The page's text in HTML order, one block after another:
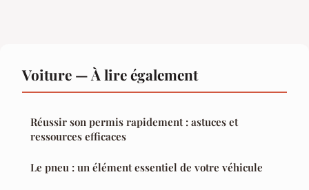
Voiture — À lire également
Réussir son permis rapidement : astuces et
ressources efficaces
Le pneu : un élément essentiel de votre véhicule